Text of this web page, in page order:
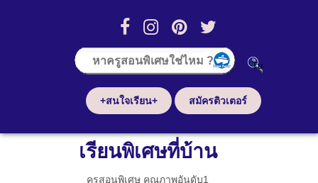
+สนใจเรียน+ สมัครติวเตอร์
เรียนพิเศษที่บ้าน
ครูสอนพิเศษ คุณภาพอันดับ1